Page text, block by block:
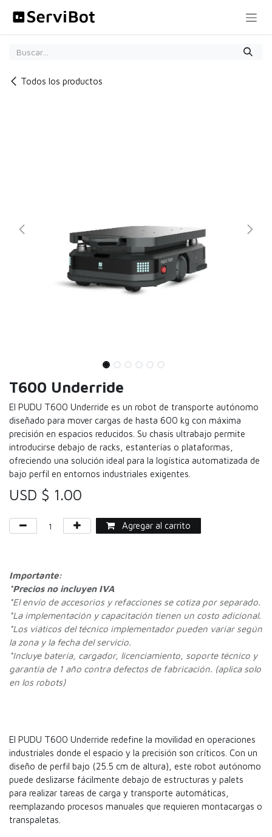
Todos los productos
T600 Underride
El PUDU T600 Underride es un robot de transporte autónomo
diseñado para mover cargas de hasta 600 kg con máxima
precisión en espacios reducidos. Su chasis ultrabajo permite
introducirse debajo de racks, estanterías o plataformas,
ofreciendo una solución ideal para la logística automatizada de
bajo perfil en entornos industriales exigentes.
USD $ 1.00
Agregar al carrito
Importante:
*Precios no incluyen IVA
*El envío de accesorios y refacciones se cotiza por separado.
*La implementación y capacitación tienen un costo adicional.
*Los viáticos del técnico implementador pueden variar según
la zona y la fecha del servicio.
*Incluye batería, cargador, licenciamiento, soporte técnico y
garantía de 1 año contra defectos de fabricación. (aplica solo
en los robots)
El PUDU T600 Underride redefine la movilidad en operaciones
industriales donde el espacio y la precisión son críticos. Con un
diseño de perfil bajo (25.5 cm de altura), este robot autónomo
puede deslizarse fácilmente debajo de estructuras y palets
para realizar tareas de carga y transporte automáticas,
reemplazando procesos manuales que requieren montacargas o
transpaletas.